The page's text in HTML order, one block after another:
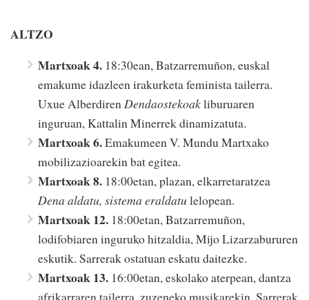
ALTZO
Martxoak 4. 18:30ean, Batzarremuñon, euskal
emakume idazleen irakurketa feminista tailerra.
Uxue AlberdirenDendaostekoakliburuaren
inguruan, Kattalin Minerrek dinamizatuta.
Martxoak 6.Emakumeen V. Mundu Martxako
mobilizazioarekin bat egitea.
Martxoak 8. 18:00etan, plazan, elkarretaratzea
Dena aldatu, sistema eraldatu lelopean.
Martxoak 12. 18:00etan, Batzarremuñon,
lodifobiaren inguruko hitzaldia, Mijo Lizarzabururen
eskutik. Sarrerak ostatuan eskatu daitezke.
Martxoak 13. 16:00etan, eskolako aterpean, dantza